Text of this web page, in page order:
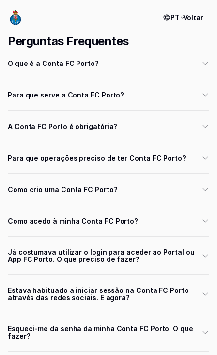
PT Voltar
Perguntas Frequentes
O que é a Conta FC Porto?
Para que serve a Conta FC Porto?
A Conta FC Porto é obrigatória?
Para que operações preciso de ter Conta FC Porto?
Como crio uma Conta FC Porto?
Como acedo à minha Conta FC Porto?
Já costumava utilizar o login para aceder ao Portal ou
App FC Porto. O que preciso de fazer?
Estava habituado a iniciar sessão na Conta FC Porto
através das redes sociais. E agora?
Esqueci-me da senha da minha Conta FC Porto. O que
fazer?